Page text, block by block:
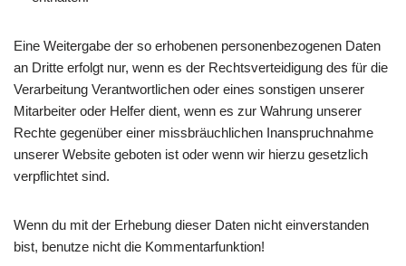
Eine Weitergabe der so erhobenen personenbezogenen Daten
an Dritte erfolgt nur, wenn es der Rechtsverteidigung des für die
Verarbeitung Verantwortlichen oder eines sonstigen unserer
Mitarbeiter oder Helfer dient, wenn es zur Wahrung unserer
Rechte gegenüber einer missbräuchlichen Inanspruchnahme
unserer Website geboten ist oder wenn wir hierzu gesetzlich
verpflichtet sind.
Wenn du mit der Erhebung dieser Daten nicht einverstanden
bist, benutze nicht die Kommentarfunktion!